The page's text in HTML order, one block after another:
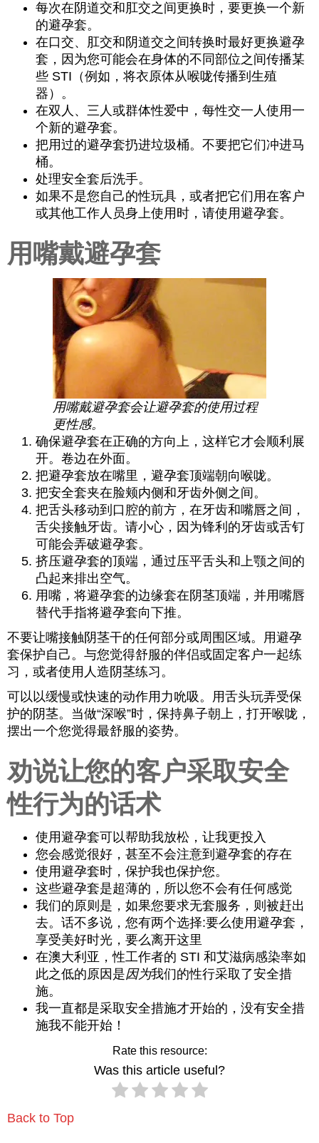
每次在阴道交和肛交之间更换时，要更换一个新
的避孕套。
在口交、肛交和阴道交之间转换时最好更换避孕
套，因为您可能会在身体的不同部位之间传播某
些 STI（例如，将衣原体从喉咙传播到生殖
器）。
在双人、三人或群体性爱中，每性交一人使用一
个新的避孕套。
把用过的避孕套扔进垃圾桶。不要把它们冲进马
桶。
处理安全套后洗手。
如果不是您自己的性玩具，或者把它们用在客户
或其他工作人员身上使用时，请使用避孕套。
用嘴戴避孕套
用嘴戴避孕套会让避孕套的使用过程
更性感。
确保避孕套在正确的方向上，这样它才会顺利展
开。卷边在外面。
把避孕套放在嘴里，避孕套顶端朝向喉咙。
把安全套夹在脸颊内侧和牙齿外侧之间。
把舌头移动到口腔的前方，在牙齿和嘴唇之间，
舌尖接触牙齿。请小心，因为锋利的牙齿或舌钉
可能会弄破避孕套。
挤压避孕套的顶端，通过压平舌头和上颚之间的
凸起来排出空气。
用嘴，将避孕套的边缘套在阴茎顶端，并用嘴唇
替代手指将避孕套向下推。
不要让嘴接触阴茎干的任何部分或周围区域。用避孕
套保护自己。与您觉得舒服的伴侣或固定客户一起练
习，或者使用人造阴茎练习。
可以以缓慢或快速的动作用力吮吸。用舌头玩弄受保
护的阴茎。当做“深喉”时，保持鼻子朝上，打开喉咙，
摆出一个您觉得最舒服的姿势。
劝说让您的客户采取安全
性行为的话术
使用避孕套可以帮助我放松，让我更投入
您会感觉很好，甚至不会注意到避孕套的存在
使用避孕套时，保护我也保护您。
这些避孕套是超薄的，所以您不会有任何感觉
我们的原则是，如果您要求无套服务，则被赶出
去。话不多说，您有两个选择:要么使用避孕套，
享受美好时光，要么离开这里
在澳大利亚，性工作者的 STI 和艾滋病感染率如
此之低的原因是因为我们的性行采取了安全措
施。
我一直都是采取安全措施才开始的，没有安全措
施我不能开始！
Rate this resource:
Was this article useful?
Back to Top